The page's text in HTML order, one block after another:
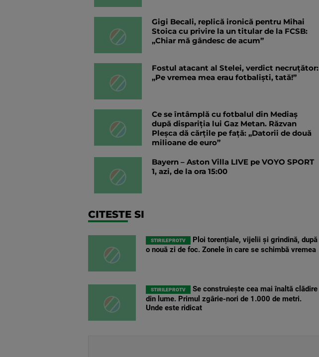
Gigi Becali, replică ironică pentru Mihai
Stoica cu privire la un titular de la FCSB:
„Chiar mă gândesc de acum”
Fostul atacant al Stelei, verdict necruțător:
„Pe vremea mea erau fotbaliști, tată!”
Ce se întâmplă cu fotbalul din Mediaș
după dispariția lui Gaz Metan. Răzvan
Pleșca dă cărțile pe față: „Datorii de două
milioane de euro”
Bayern – Aston Villa LIVE pe VOYO SPORT
1, azi, de la ora 15:00
CITESTE SI
STIRILEPROTV
Ploi torențiale, vijelii și grindină, după
o nouă zi de foc. Zonele în care se schimbă vremea
STIRILEPROTV
Se construiește cea mai înaltă clădire
din lume. Primul zgârie-nori de 1.000 de metri.
Unde este ridicat